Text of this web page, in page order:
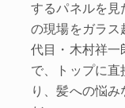
するパネルを見
の現場をガラス
代目・木村祥一
で、トップに直
り、髪への悩